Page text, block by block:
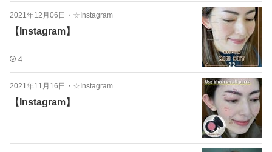
2021年12月06日 ・ ☆Instagram
【Instagram】
4
2021年11月16日 ・ ☆Instagram
【Instagram】